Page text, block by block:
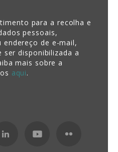
para a recolha e
pessoais,
de e-mail,
ser disponibilizada a
mais sobre a
aqui.